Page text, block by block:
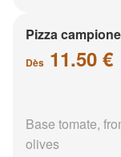
Pizza
Dès 11.50 €
Base tomate,
olives